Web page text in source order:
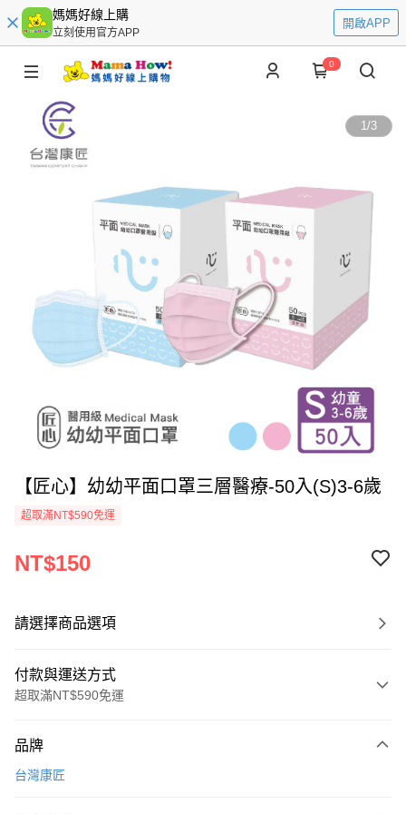
媽媽好線上購
立刻使用官方APP
開啟APP
0
1/3
【匠心】幼幼平面口罩三層醫療-50入(S)3-6歲
超取滿NT$590免運
NT$150
請選擇商品選項
付款與運送方式
超取滿NT$590免運
信用卡一次付款
品牌
台灣康匠